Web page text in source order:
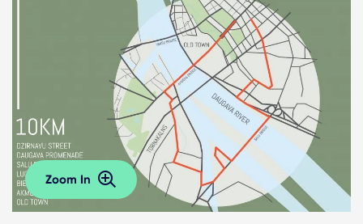
Zoom In